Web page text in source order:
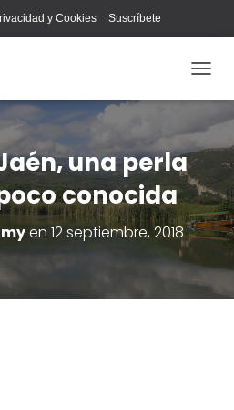
y Cookies Suscríbete
A
B
I
R
M
O
D
D
una perla
conocida
en 12 septiembre, 2018